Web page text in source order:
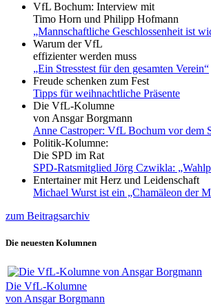
VfL Bochum: Interview mit
Timo Horn und Philipp Hofmann
„Mannschaftliche Geschlossenheit ist
Warum der VfL
effizienter werden muss
„Ein Stresstest für den gesamten Verein“
Freude schenken zum Fest
Tipps für weihnachtliche Präsente
Die VfL-Kolumne
von Ansgar Borgmann
Anne Castroper: VfL Bochum vor dem
Politik-Kolumne:
Die SPD im Rat
SPD-Ratsmitglied Jörg Czwikla:
Entertainer mit Herz und Leidenschaft
Michael Wurst ist ein „Chamäleon der
zum Beitragsarchiv
Die neuesten Kolumnen
Die VfL-Kolumne
von Ansgar Borgmann